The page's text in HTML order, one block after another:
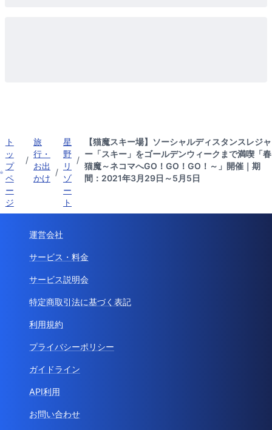
ト
ッ
プ
ペ
ー
ジ
/
旅
行・
お出
かけ
/
星
野
リ
ゾ
ー
ト
/
【猫魔スキー場】ソーシャルディスタンスレジャ
ー「スキー」をゴールデンウィークまで満喫「春
猫魔～ネコマへGO！GO！GO！～」開催｜期
間：2021年3月29日～5月5日
運営会社
サービス・料金
サービス説明会
特定商取引法に基づく表記
利用規約
プライバシーポリシー
ガイドライン
API利用
お問い合わせ